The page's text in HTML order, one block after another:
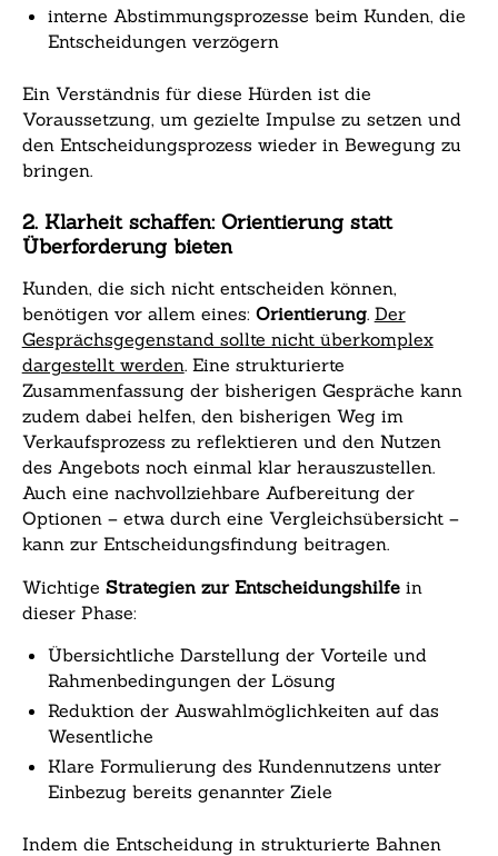
interne Abstimmungsprozesse beim Kunden, die
Entscheidungen verzögern
Ein Verständnis für diese Hürden ist die
Voraussetzung, um gezielte Impulse zu setzen und
den Entscheidungsprozess wieder in Bewegung zu
bringen.
2. Klarheit schaffen: Orientierung statt
Überforderung bieten
Kunden, die sich nicht entscheiden können,
benötigen vor allem eines: Orientierung. Der
Gesprächsgegenstand sollte nicht überkomplex
dargestellt werden. Eine strukturierte
Zusammenfassung der bisherigen Gespräche kann
zudem dabei helfen, den bisherigen Weg im
Verkaufsprozess zu reflektieren und den Nutzen
des Angebots noch einmal klar herauszustellen.
Auch eine nachvollziehbare Aufbereitung der
Optionen – etwa durch eine Vergleichsübersicht –
kann zur Entscheidungsfindung beitragen.
Wichtige Strategien zur Entscheidungshilfein
dieser Phase:
Übersichtliche Darstellung der Vorteile und
Rahmenbedingungen der Lösung
Reduktion der Auswahlmöglichkeiten auf das
Wesentliche
Klare Formulierung des Kundennutzens unter
Einbezug bereits genannter Ziele
Indem die Entscheidung in strukturierte Bahnen